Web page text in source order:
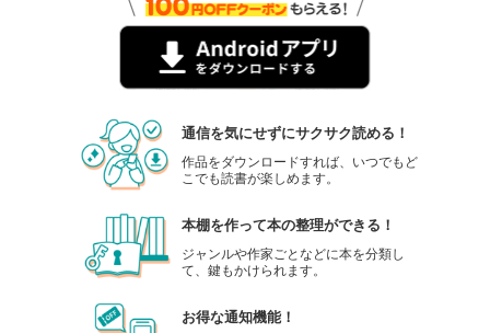
通信を気にせずにサクサク読める！
作品をダウンロードすれば、いつでもど
こでも読書が楽しめます。
本棚を作って本の整理ができる！
ジャンルや作家ごとなどに本を分類し
て、鍵もかけられます。
お得な通知機能！